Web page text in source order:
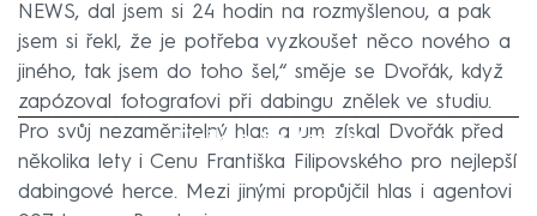
NEWS, dal jsem si 24 hodin na rozmyšlenou, a pak
jsem si řekl, že je potřeba vyzkoušet něco nového a
jiného, tak jsem do toho šel,“ směje se Dvořák, když
zapózoval fotografovi při dabingu znělek ve studiu.
Failed to fetch
Pro svůj nezaměnitelný hlas a um získal Dvořák před
několika lety i Cenu Františka Filipovského pro nejlepší
dabingové herce. Mezi jinými propůjčil hlas i agentovi